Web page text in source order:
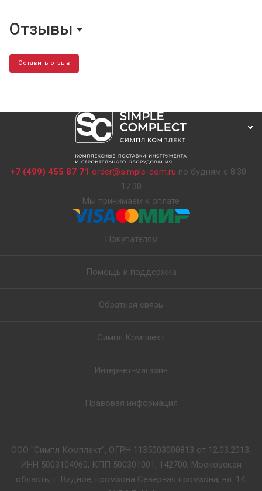
Отзывы
Оставить отзыв
+7 (499) 455 87 71 order@simple-com.ru по будням с 8:30 -
17:30
Мы принимаем к оплате
Покупателям
Помощь и поддержка
Обратная связь
Симпл Комплект
Интернет-магазин
Правовая информация
ООО "Симпл Комплект", ОГРН 1135003000813 от 12.03.2013,
ИНН 5003104960, КПП 500301001, 142700, Московская
область, г. Видное, промзона Северная промзона, вл. 14,